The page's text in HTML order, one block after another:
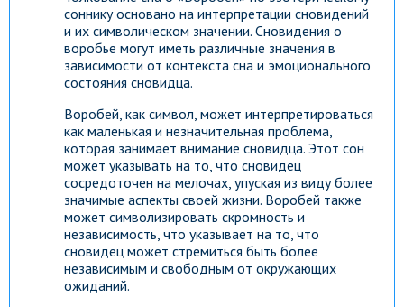
соннику основано на интерпретации сновидений
и их символическом значении. Сновидения о
воробье могут иметь различные значения в
зависимости от контекста сна и эмоционального
состояния сновидца.
Воробей, как символ, может интерпретироваться
как маленькая и незначительная проблема,
которая занимает внимание сновидца. Этот сон
может указывать на то, что сновидец
сосредоточен на мелочах, упуская из виду более
значимые аспекты своей жизни. Воробей также
может символизировать скромность и
независимость, что указывает на то, что
сновидец может стремиться быть более
независимым и свободным от окружающих
ожиданий.